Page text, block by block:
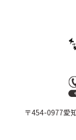
〒454-0977愛